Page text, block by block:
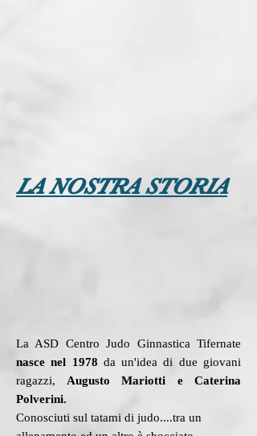
LA NOSTRA STORIA
La ASD Centro Judo Ginnastica Tifernate
nasce nel 1978 da un'idea di due giovani
ragazzi, Augusto Mariotti e Caterina
Polverini.
Conosciuti sul tatami di judo....tra un